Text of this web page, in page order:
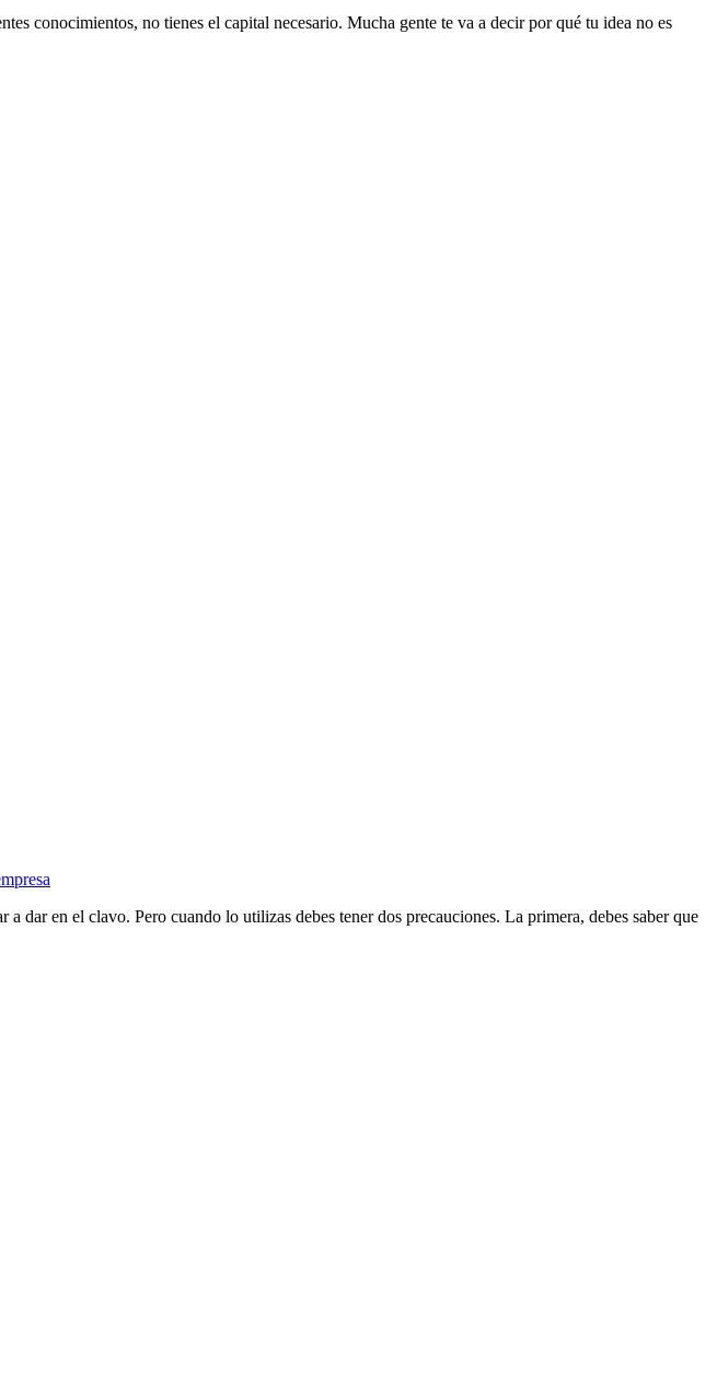
conocimientos, no tienes el capital necesario. Mucha gente te va a decir por qué tu idea no es
dar en el clavo. Pero cuando lo utilizas debes tener dos precauciones. La primera, debes saber que